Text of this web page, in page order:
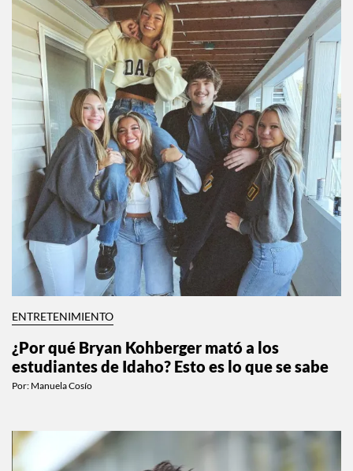
ENTRETENIMIENTO
¿Por qué Bryan Kohberger mató a los
estudiantes de Idaho? Esto es lo que se sabe
Por: Manuela Cosío